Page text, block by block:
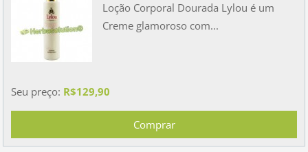
Loção Corporal Dourada Lylou é um
Creme glamoroso com...
Seu preço: R$129,90